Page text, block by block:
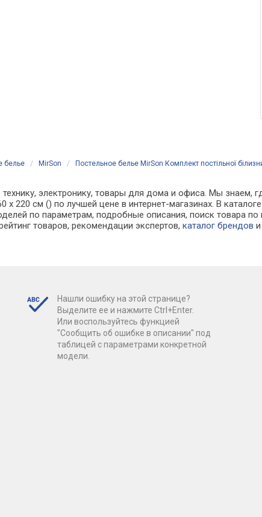
белье / MirSon / Постельное белье MirSon Комплект постільної
электронику, товары для дома и офиса. Мы знаем,
x 220 см () по лучшей цене в интернет-магазинах. В
по параметрам, подробные описания, поиск товара по
товаров, рекомендации экспертов,каталог брендов
Нашли ошибку на этой странице?
Выделите ее и нажмите Ctrl+Enter.
Или воспользуйтесь функцией
"Сообщить об ошибке в описании" под
таблицей с параметрами конкретной
модели.